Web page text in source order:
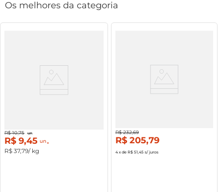
conservação. Opções como ricota e queijo minas
Os melhores da categoria
R$ 10,75 un
R$ 9,45 un
R$ 37,79/ kg
R$ 232,69
R$ 205,79
4 x de R$ 51,45 s/ juros